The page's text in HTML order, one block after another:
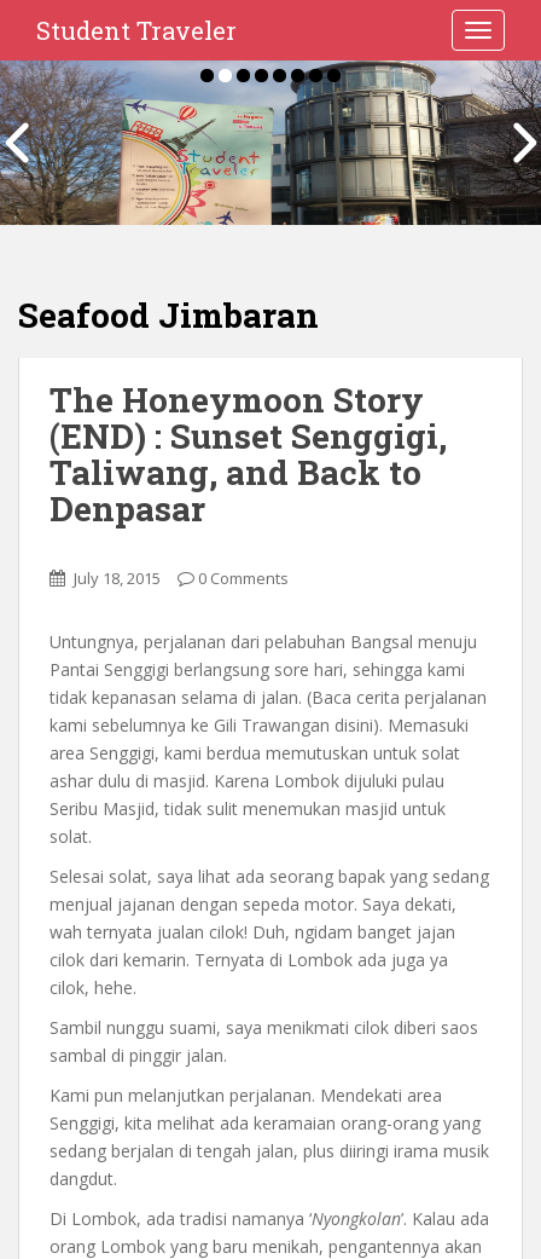
Student Traveler
Seafood Jimbaran
The Honeymoon Story
(END) : Sunset Senggigi,
Taliwang, and Back to
Denpasar
July 18, 2015 0 Comments
Untungnya, perjalanan dari pelabuhan Bangsal menuju
Pantai Senggigi berlangsung sore hari, sehingga kami
tidak kepanasan selama di jalan. (Baca cerita perjalanan
kami sebelumnya ke Gili Trawangan disini). Memasuki
area Senggigi, kami berdua memutuskan untuk solat
ashar dulu di masjid. Karena Lombok dijuluki pulau
Seribu Masjid, tidak sulit menemukan masjid untuk
solat.
Selesai solat, saya lihat ada seorang bapak yang sedang
menjual jajanan dengan sepeda motor. Saya dekati,
wah ternyata jualan cilok! Duh, ngidam banget jajan
cilok dari kemarin. Ternyata di Lombok ada juga ya
cilok, hehe.
Sambil nunggu suami, saya menikmati cilok diberi saos
sambal di pinggir jalan.
Kami pun melanjutkan perjalanan. Mendekati area
Senggigi, kita melihat ada keramaian orang-orang yang
sedang berjalan di tengah jalan, plus diiringi irama musik
dangdut.
Di Lombok, ada tradisi namanya ‘Nyongkolan’. Kalau ada
orang Lombok yang baru menikah, pengantennya akan